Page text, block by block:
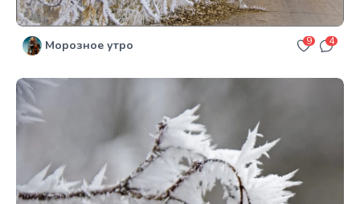
Морозное утро 9 4